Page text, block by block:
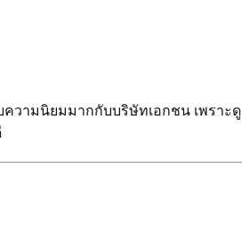
วามนิยมมากกับบริษัทเอกชน เพราะดู